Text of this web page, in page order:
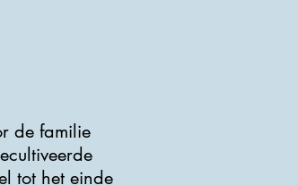
de familie
tot het einde